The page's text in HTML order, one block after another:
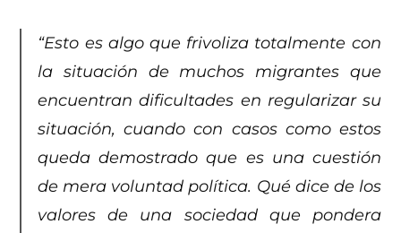
“Esto es algo que frivoliza totalmente con
la situación de muchos migrantes que
encuentran dificultades en regularizar su
situación, cuando con casos como estos
queda demostrado que es una cuestión
de mera voluntad política. Qué dice de los
valores de una sociedad que pondera